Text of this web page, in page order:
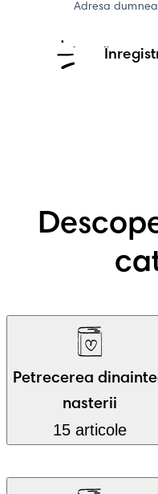
Adresa
Petrecerea
nasterii
15 articole